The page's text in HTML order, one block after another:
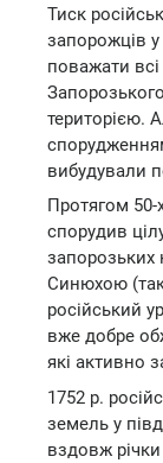
Тиск
запорожців у
поважати
територією.
вибудували
Протягом 50-
спорудив
запорозьких
Синюхою (так
російський
вже добре
які активно
1752 р.
земель у
вздовж